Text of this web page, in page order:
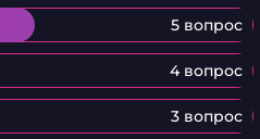
5 вопрос
4 вопрос
3 вопрос